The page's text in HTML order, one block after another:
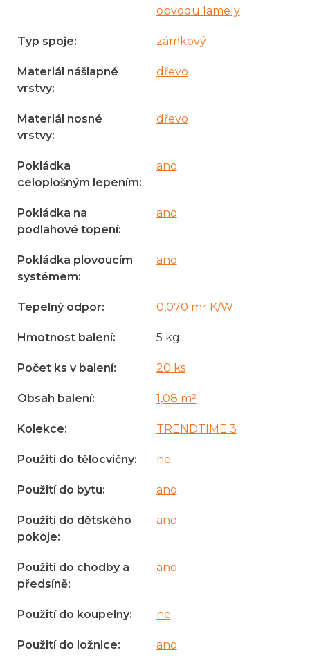
obvodu lamely
Typ spoje: zámkový
Materiál nášlapné
vrstvy:
dřevo
Materiál nosné
vrstvy:
dřevo
Pokládka
celoplošným lepením:
ano
Pokládka na
podlahové topení:
ano
Pokládka plovoucím
systémem:
ano
Tepelný odpor: 0,070 m² K/W
Hmotnost balení: 5 kg
Počet ks v balení: 20 ks
Obsah balení: 1,08 m²
Kolekce: TRENDTIME 3
Použití do tělocvičny: ne
Použití do bytu: ano
Použití do dětského
pokoje:
ano
Použití do chodby a
předsíně:
ano
Použití do koupelny: ne
Použití do ložnice: ano